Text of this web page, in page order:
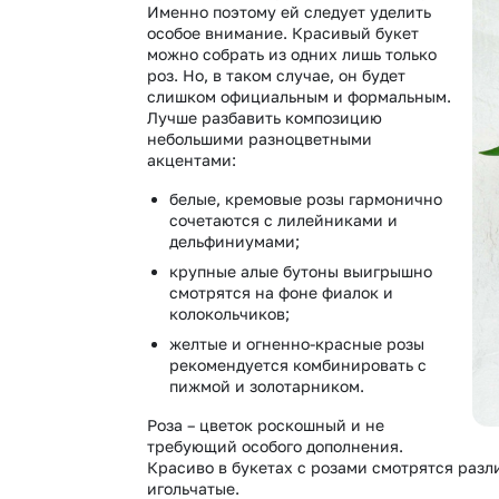
Именно поэтому ей следует уделить
особое внимание. Красивый букет
можно собрать из одних лишь только
роз. Но, в таком случае, он будет
слишком официальным и формальным.
Лучше разбавить композицию
небольшими разноцветными
акцентами:
белые, кремовые розы гармонично
сочетаются с лилейниками и
дельфиниумами;
крупные алые бутоны выигрышно
смотрятся на фоне фиалок и
колокольчиков;
желтые и огненно-красные розы
рекомендуется комбинировать с
пижмой и золотарником.
Роза – цветок роскошный и не
требующий особого дополнения.
Красиво в букетах с розами смотрятся
игольчатые.